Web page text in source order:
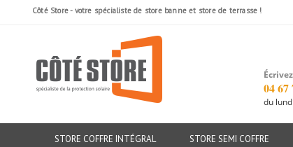
Côté Store - votre spécialiste de store banne et store de terrasse !
04 67
du
STORE COFFRE INTÉGRAL STORE SEMI COFFRE